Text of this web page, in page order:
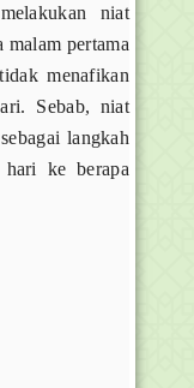
niat
malam pertama
menafikan
Sebab, niat
langkah
ke berapa